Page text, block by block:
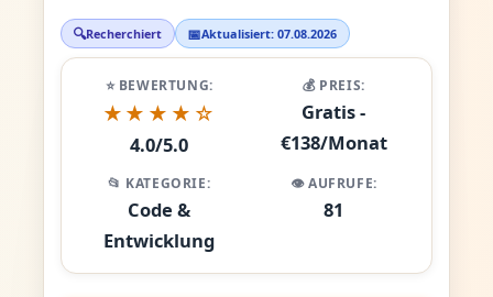
🔍Recherchiert 📅Aktualisiert: 07.08.2026
⭐ BEWERTUNG:
★★★★☆
4.0/5.0
💰 PREIS:
Gratis -
€138/Monat
📂 KATEGORIE:
Code &
Entwicklung
👁️ AUFRUFE:
81